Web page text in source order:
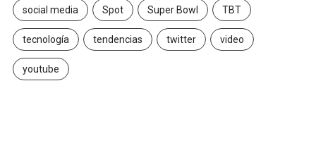
social media Spot Super Bowl TBT
tecnología tendencias twitter video
youtube